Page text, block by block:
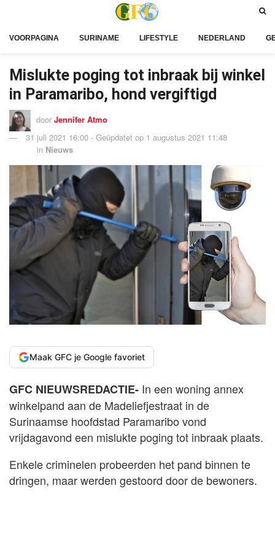
VOORPAGINA SURINAME LIFESTYLE NEDERLAND
Mislukte poging tot inbraak bij winkel
in Paramaribo, hond vergiftigd
door Jennifer Atmo
31 juli 2021 16:00 - Geüpdatet op 1 augustus 2021 11:48
in Nieuws
Maak GFC je Google favoriet
GFC NIEUWSREDACTIE- In een woning annex
winkelpand aan de Madeliefjestraat in de
Surinaamse hoofdstad Paramaribo vond
vrijdagavond een mislukte poging tot inbraak plaats.
Enkele criminelen probeerden het pand binnen te
dringen, maar werden gestoord door de bewoners.